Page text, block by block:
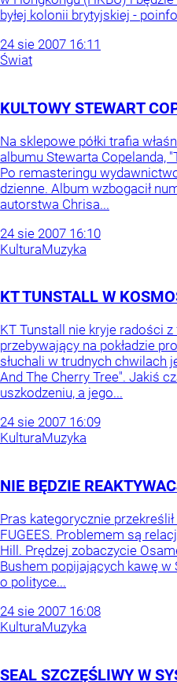
byłej kolonii brytyjskiej -
24 sie 2007 16:11
Świat
KULTOWY STEWART
Na sklepowe półki trafia
albumu Stewarta Copelanda,
Po remasteringu
dzienne. Album wzbogacił
autorstwa Chrisa...
24 sie 2007 16:10
KulturaMuzyka
KT TUNSTALL W
KT Tunstall nie kryje radości
przebywający na pokładzie
słuchali w trudnych chwilach
And The Cherry Tree". Jakiś
uszkodzeniu, a jego...
24 sie 2007 16:09
KulturaMuzyka
NIE BĘDZIE
Pras kategorycznie
FUGEES. Problemem są
Hill. Prędzej zobaczycie
Bushem popijających kawę
o polityce...
24 sie 2007 16:08
KulturaMuzyka
SEAL SZCZĘŚLIWY W